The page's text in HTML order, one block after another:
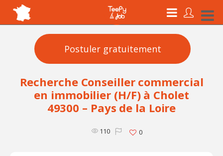
Recherche Conseiller commercial
en immobilier (H/F) à Cholet
49300 – Pays de la Loire
110 0
Postuler gratuitement